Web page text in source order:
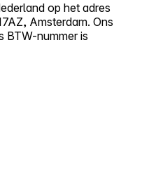
op het adres
Amsterdam. Ons
BTW-nummer is